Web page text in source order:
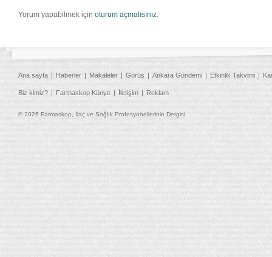
Yorum yapabilmek için oturum açmalısınız.
Ana sayfa Haberler Makaleler Görüş Ankara Gündemi Etkinlik Takvimi
Biz kimiz? Farmaskop Künye İletişim Reklam
© 2026 Farmaskop, İlaç ve Sağlık Profesyonellerinin Dergisi